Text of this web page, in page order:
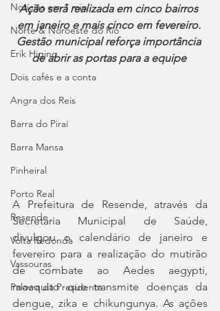
Notícias em 1 min
Norte & Noroeste do Rio
Erik Higino
Dois cafés e a conta
Angra dos Reis
Barra do Piraí
Barra Mansa
Pinheiral
Porto Real
Resende
Volta Redonda
Vassouras
Palavra da Presidenta
Ação será realizada em cinco bairros
em janeiro e mais cinco em fevereiro.
Gestão municipal reforça importância
de abrir as portas para a equipe
A Prefeitura de Resende, através da
Secretaria Municipal de Saúde,
divulgou o calendário de janeiro e
fevereiro para a realização do mutirão
de combate ao Aedes aegypti,
mosquito que transmite doenças da
dengue, zika e chikungunya. As ações